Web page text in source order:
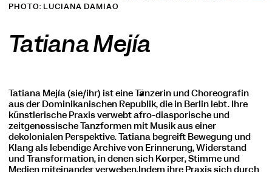
Tatiana Mejía
Tatiana Mejía (sie/ihr) ist eine Tänzerin und Choreografin
aus der Dominikanischen Republik, die in Berlin lebt. Ihre
künstlerische Praxis verwebt afro-diasporische und
zeitgenössische Tanzformen mit Musik aus einer
dekolonialen Perspektive. Tatiana begreift Bewegung und
Klang als lebendige Archive von Erinnerung, Widerstand
und Transformation, in denen sich Körper, Stimme und
Medien miteinander verweben.Indem ihre Praxis sich durch
PHOTO: LUCIANA DAMIAO
COOKIE-EINSTELLUNGEN
Wir verwenden Cookies und Inhalte externer Anbieter auf
unserer Website. Notwendige Cookies sind essenziell, damit
Sie die Website nutzen können. Andere Cookies helfen uns,
die Website weiterzuentwickeln. Sie können Ihre Einwilligung
jederzeit widerrufen. Bitte besuchen Sie unsere
Datenschutzerklärung für weitere Informationen. Unten